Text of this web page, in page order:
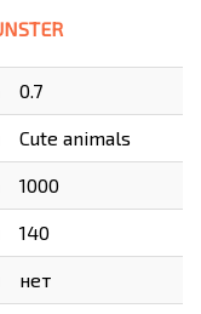
0.7
Cute animals
1000
140
нет